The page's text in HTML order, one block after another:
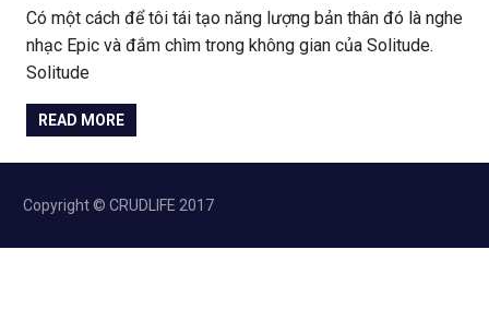
Có một cách để tôi tái tạo năng lượng bản thân đó là nghe
nhạc Epic và đắm chìm trong không gian của Solitude.
Solitude
READ MORE
Copyright © CRUDLIFE 2017